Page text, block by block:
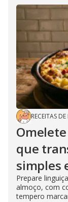
RECEITAS DE
que
simples
Prepare
almoço, com
tempero